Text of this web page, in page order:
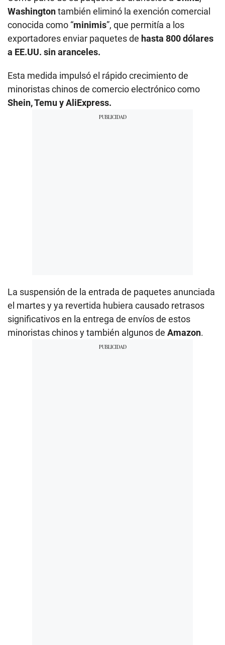
Washingtontambién eliminó la exención comercial
conocida como “minimis”, que permitía a los
exportadores enviar paquetes de hasta 800 dólares
a EE.UU. sin aranceles.
Esta medida impulsó el rápido crecimiento de
minoristas chinos de comercio electrónico como
Shein, Temu y AliExpress.
La suspensión de la entrada de paquetes anunciada
el martes y ya revertida hubiera causado retrasos
significativos en la entrega de envíos de estos
minoristas chinos y también algunos de Amazon.